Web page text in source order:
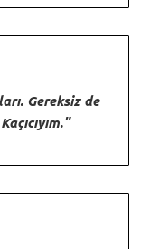
Gereksiz de